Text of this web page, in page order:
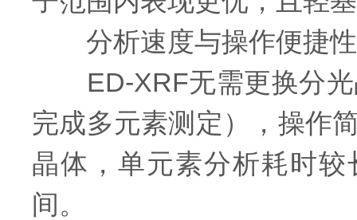
分析速度与操作便捷性
ED-XRF无需更换分光
完成多元素测定），操作
晶体，单元素分析耗时
间。